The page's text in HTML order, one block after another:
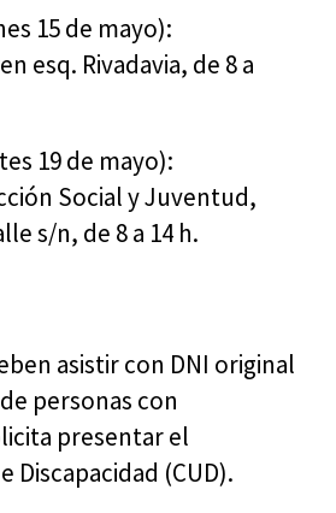
15 de mayo):
esq. Rivadavia, de 8 a
19 de mayo):
Social y Juventud,
s/n, de 8 a 14 h.
asistir con DNI original
personas con
presentar el
Discapacidad (CUD).